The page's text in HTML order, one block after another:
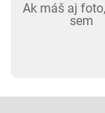
Ak máš aj
sem